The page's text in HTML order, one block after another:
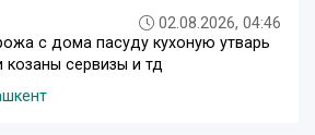
02.08.2026, 04:46
с дома пасуду кухоную утварь
козаны сервизы и тд